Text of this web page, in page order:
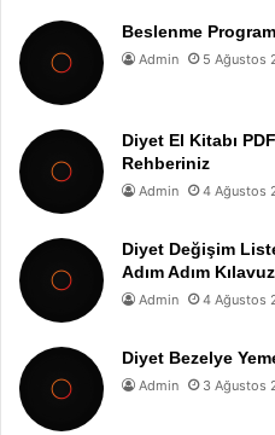
Beslenme
Admin 5 Ağustos
Diyet El Kitabı
Rehberiniz
Admin 4 Ağustos
Diyet Değişim
Adım Adım Kılavuz
Admin 4 Ağustos
Diyet Bezelye
Admin 3 Ağustos